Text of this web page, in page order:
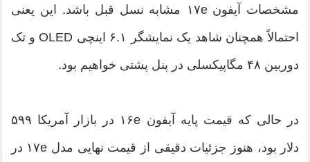
مشخصات آیفون ۱۷e مشابه نسل قبل باشد. این یعنی
احتمالاً همچنان شاهد یک نمایشگر ۶.۱ اینچی OLED و تک
دوربین ۴۸ مگاپیکسلی در پنل پشتی خواهیم بود.
در حالی که قیمت پایه آیفون ۱۶e در بازار آمریکا ۵۹۹
دلار بود، هنوز جزئیات دقیقی از قیمت نهایی مدل ۱۷e در